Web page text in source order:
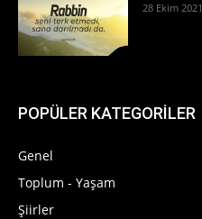
28 Ekim 2021
POPÜLER KATEGORİLER
Genel
Toplum - Yaşam
Şiirler